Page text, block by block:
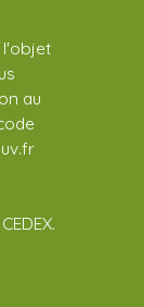
l'objet
au